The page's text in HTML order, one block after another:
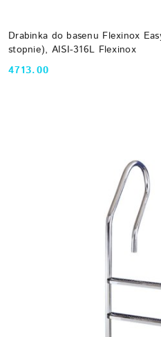
Drabinka do basenu Flexinox
stopnie), AISI-316L Flexinox
Cena:
4713.00